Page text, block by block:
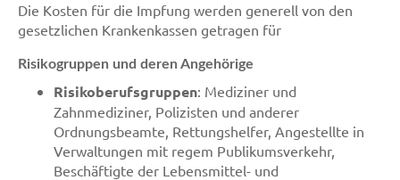
Die Kosten für die Impfung werden generell von den
gesetzlichen Krankenkassen getragen für
Risikogruppen und deren Angehörige
Risikoberufsgruppen: Mediziner und
Zahnmediziner, Polizisten und anderer
Ordnungsbeamte, Rettungshelfer, Angestellte in
Verwaltungen mit regem Publikumsverkehr,
Beschäftigte der Lebensmittel- und